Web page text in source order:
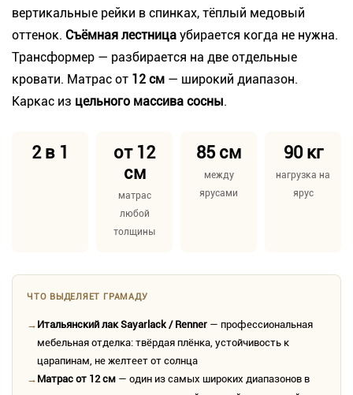
вертикальные рейки в спинках, тёплый медовый
оттенок. Съёмная лестница убирается когда не нужна.
Трансформер — разбирается на две отдельные
кровати. Матрас от 12 см — широкий диапазон.
Каркас из цельного массива сосны.
2 в 1
от 12
см
матрас
любой
толщины
85 см
между
ярусами
90 кг
нагрузка на
ярус
ЧТО ВЫДЕЛЯЕТ ГРАМАДУ
→ Итальянский лак Sayarlack / Renner — профессиональная
мебельная отделка: твёрдая плёнка, устойчивость к
царапинам, не желтеет от солнца
→ Матрас от 12 см — один из самых широких диапазонов в